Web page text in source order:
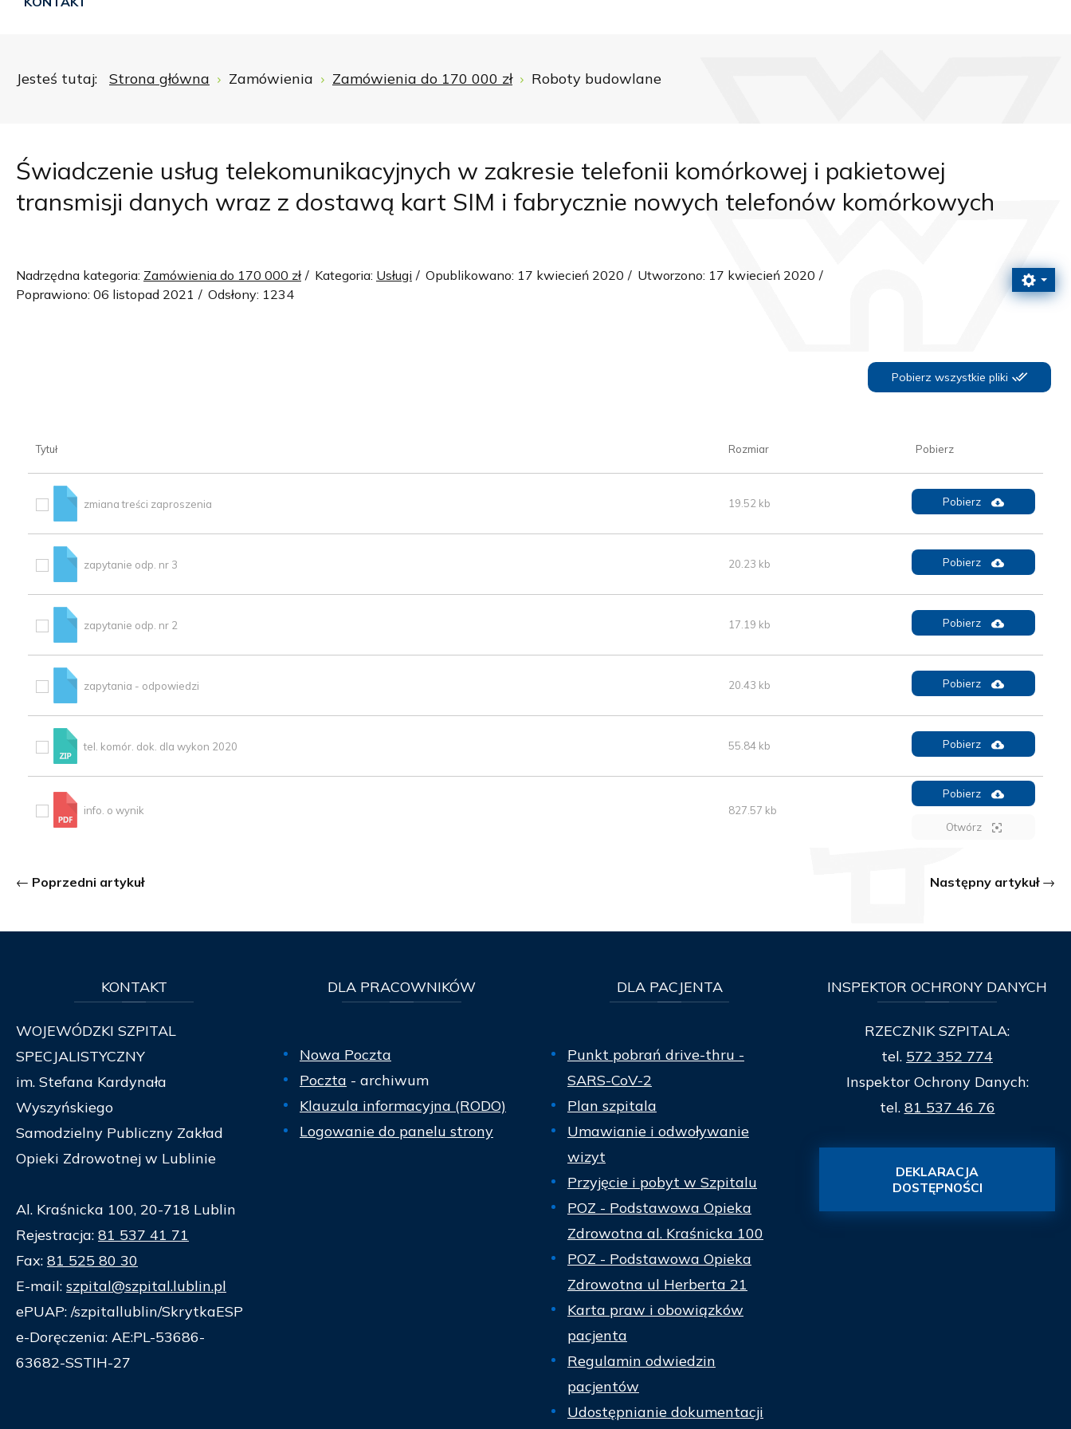
Jesteś tutaj: Strona główna Zamówienia Zamówienia do 170 000 zł Roboty budowlane
Świadczenie usług telekomunikacyjnych w zakresie telefonii komórkowej i pakietowej
transmisji danych wraz z dostawą kart SIM i fabrycznie nowych telefonów komórkowych
Nadrzędna kategoria: Zamówienia do 170 000 zł Kategoria: Usługi Opublikowano: 17 kwiecień 2020
Utworzono: 17 kwiecień 2020
Poprawiono: 06 listopad 2021
Odsłony: 1234
Pobierz wszystkie pliki
Tytuł Rozmiar Pobierz
zmiana treści zaproszenia 19.52 kb Pobierz
zapytanie odp. nr 3 20.23 kb Pobierz
zapytanie odp. nr 2 17.19 kb Pobierz
zapytania - odpowiedzi 20.43 kb Pobierz
tel. komór. dok. dla wykon 2020 55.84 kb Pobierz
info. o wynik 827.57 kb
Pobierz
Otwórz
Poprzedni artykuł Następny artykuł
KONTAKT
WOJEWÓDZKI SZPITAL
SPECJALISTYCZNY
im. Stefana Kardynała
Wyszyńskiego
Samodzielny Publiczny Zakład
Opieki Zdrowotnej w Lublinie
Al. Kraśnicka 100, 20-718 Lublin
Rejestracja: 81 537 41 71
Fax: 81 525 80 30
E-mail: szpital@szpital.lublin.pl
ePUAP: /szpitallublin/SkrytkaESP
e-Doręczenia: AE:PL-53686-
63682-SSTIH-27
DLA PRACOWNIKÓW
Nowa Poczta
Poczta - archiwum
Klauzula informacyjna (RODO)
Logowanie do panelu strony
DLAPACJENTA
Punkt pobrań drive-thru -
SARS-CoV-2
Plan szpitala
Umawianie i odwoływanie
wizyt
Przyjęcie i pobyt w Szpitalu
POZ - Podstawowa Opieka
Zdrowotna al. Kraśnicka 100
POZ - Podstawowa Opieka
Zdrowotna ul Herberta 21
Karta praw i obowiązków
pacjenta
Regulamin odwiedzin
pacjentów
Udostępnianie dokumentacji
INSPEKTOR OCHRONY DANYCH
RZECZNIK SZPITALA:
tel. 572 352 774
Inspektor Ochrony Danych:
tel. 81 537 46 76
DEKLARACJA
DOSTĘPNOŚCI